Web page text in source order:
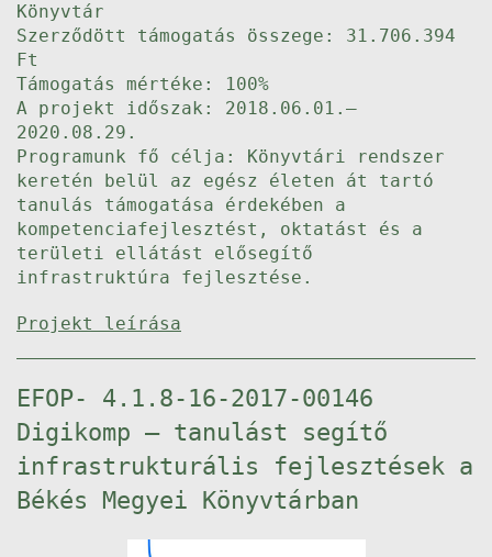
Könyvtár
Szerződött támogatás összege: 31.706.394
Ft
Támogatás mértéke: 100%
A projekt időszak: 2018.06.01.–
2020.08.29.
Programunk fő célja: Könyvtári rendszer
keretén belül az egész életen át tartó
tanulás támogatása érdekében a
kompetenciafejlesztést, oktatást és a
területi ellátást elősegítő
infrastruktúra fejlesztése.
Projekt leírása
EFOP- 4.1.8-16-2017-00146
Digikomp – tanulást segítő
infrastrukturális fejlesztések a
Békés Megyei Könyvtárban